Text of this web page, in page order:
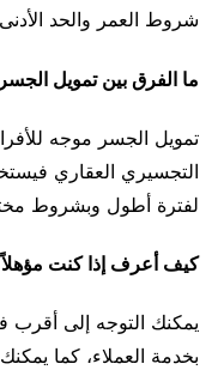
شروط العمر والحد
ما الفرق بين تمويل
تمويل الجسر موجه
التجسيري العقاري
لفترة أطول وبشروط
كيف أعرف إذا كنت
يمكنك التوجه إلى
بخدمة العملاء، كما